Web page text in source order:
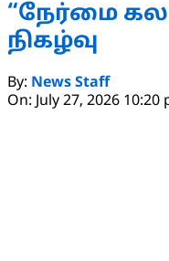
“நேர்மை
நிகழ்வு
2026-
07-
By: News Staff
On: July 27, 2026 10:20